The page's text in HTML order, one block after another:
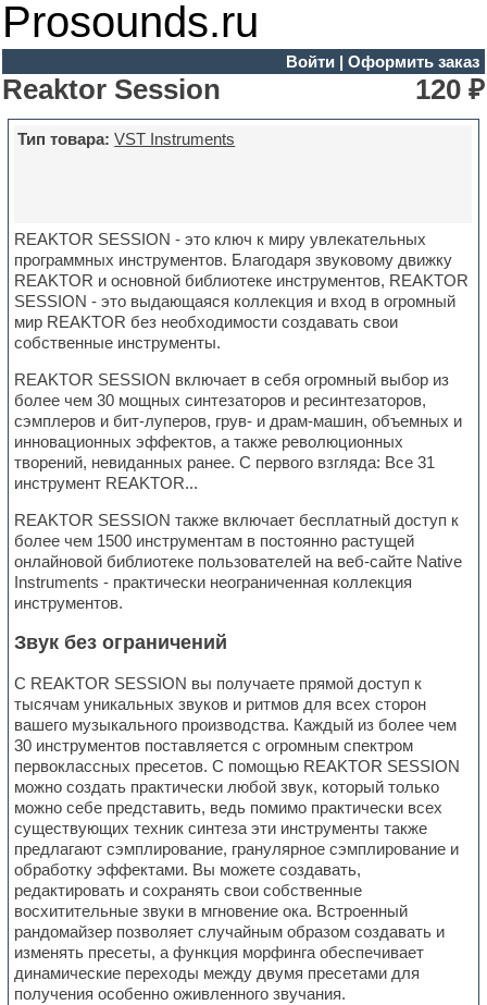
Prosounds.ru
Войти| Оформить заказ
Reaktor Session 120 ₽
Тип товара: VST Instruments
REAKTOR SESSION - это ключ к миру увлекательных
программных инструментов. Благодаря звуковому движку
REAKTOR и основной библиотеке инструментов, REAKTOR
SESSION - это выдающаяся коллекция и вход в огромный
мир REAKTOR без необходимости создавать свои
собственные инструменты.
REAKTOR SESSION включает в себя огромный выбор из
более чем 30 мощных синтезаторов и ресинтезаторов,
сэмплеров и бит-луперов, грув- и драм-машин, объемных и
инновационных эффектов, а также революционных
творений, невиданных ранее. С первого взгляда: Все 31
инструмент REAKTOR...
REAKTOR SESSION также включает бесплатный доступ к
более чем 1500 инструментам в постоянно растущей
онлайновой библиотеке пользователей на веб-сайте Native
Instruments - практически неограниченная коллекция
инструментов.
Звук без ограничений
С REAKTOR SESSION вы получаете прямой доступ к
тысячам уникальных звуков и ритмов для всех сторон
вашего музыкального производства. Каждый из более чем
30 инструментов поставляется с огромным спектром
первоклассных пресетов. С помощью REAKTOR SESSION
можно создать практически любой звук, который только
можно себе представить, ведь помимо практически всех
существующих техник синтеза эти инструменты также
предлагают сэмплирование, гранулярное сэмплирование и
обработку эффектами. Вы можете создавать,
редактировать и сохранять свои собственные
восхитительные звуки в мгновение ока. Встроенный
рандомайзер позволяет случайным образом создавать и
изменять пресеты, а функция морфинга обеспечивает
динамические переходы между двумя пресетами для
получения особенно оживленного звучания.